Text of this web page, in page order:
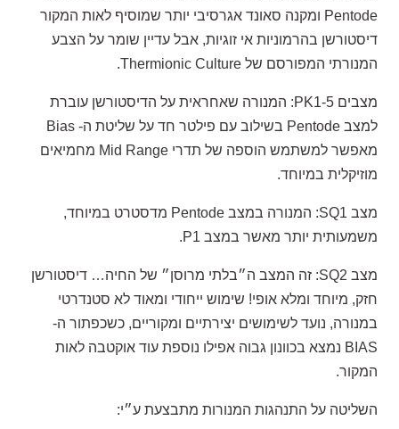
Pentode ומקנה סאונד אגרסיבי יותר שמוסיף לאות המקור
דיסטורשן בהרמוניות אי זוגיות, אבל עדיין שומר על הצבע
המנורתי המפורסם של Thermionic Culture.
מצבים PK1-5: המנורה שאחראית על הדיסטורשן עוברת
למצב Pentode בשילוב עם פילטר חד על שליטת ה- Bias
מאפשר למשתמש הוספה של תדרי Mid Range מחמיאים
מוזיקלית במיוחד.
מצב SQ1: המנורה במצב Pentode מדסטרט במיוחד,
משמעותית יותר מאשר במצב P1.
מצב SQ2: זה המצב ה״בלתי מרוסן״ של החיה… דיסטורשן
חזק, מיוחד ומלא אופי! שימוש ייחודי ומאוד לא סטנדרטי
במנורה, נועד לשימושים יצירתיים ומקוריים, כשכפתור ה-
BIAS נמצא בכוונון גבוה אפילו נוספת עוד אוקטבה לאות
המקור.
השליטה על התנהגות המנורות מתבצעת ע״י: